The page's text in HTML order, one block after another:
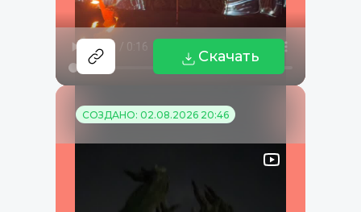
Скачать
СОЗДАНО: 02.08.2026 20:46